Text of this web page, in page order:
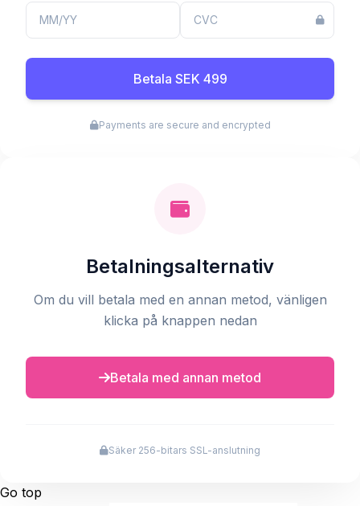
Betala SEK 499
Payments are secure and encrypted
Betalningsalternativ
Om du vill betala med en annan metod, vänligen
klicka på knappen nedan
Betala med annan metod
Säker 256-bitars SSL-anslutning
Go top